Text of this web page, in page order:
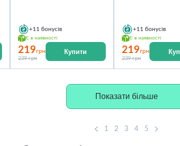
+11 бонусів
Є в наявності
219грн
239 грн
Купити
+11 бонусів
Є в наявності
219грн
239 грн
Показати більше
1 2 3 4 5